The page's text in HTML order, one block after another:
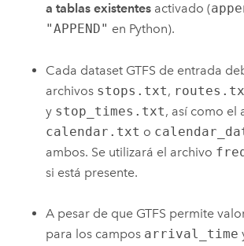
a tablas existentes activado (
"APPEND" en Python).
Cada dataset GTFS de entrada
archivos stops.txt,
y stop_times.txt, así como el
calendar.txt o
ambos. Se utilizará el archivo
si está presente.
A pesar de que GTFS permite
para los campos arrival_time